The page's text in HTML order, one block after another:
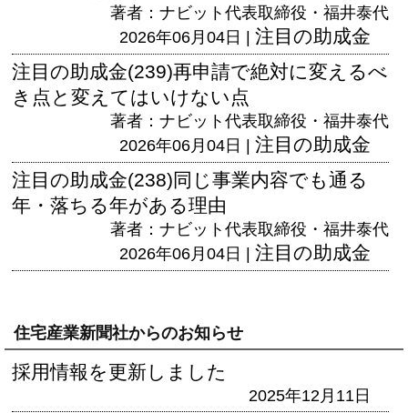
著者：ナビット代表取締役・福井泰代
2026年06月04日 | 注目の助成金
注目の助成金(239)再申請で絶対に変えるべ
き点と変えてはいけない点
著者：ナビット代表取締役・福井泰代
2026年06月04日 | 注目の助成金
注目の助成金(238)同じ事業内容でも通る
年・落ちる年がある理由
著者：ナビット代表取締役・福井泰代
2026年06月04日 | 注目の助成金
住宅産業新聞社からのお知らせ
採用情報を更新しました
2025年12月11日